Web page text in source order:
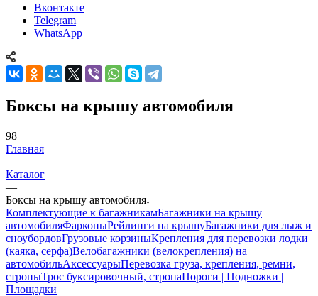
Вконтакте
Telegram
WhatsApp
Боксы на крышу автомобиля
98
Главная
—
Каталог
—
Боксы на крышу автомобиля
Комплектующие к багажникамБагажники на крышу
автомобиляФаркопыРейлинги на крышуБагажники для лыж и
сноубордовГрузовые корзиныКрепления для перевозки лодки
(каяка, серфа)Велобагажники (велокрепления) на
автомобильАксессуарыПеревозка груза, крепления, ремни,
стропыТрос буксировочный, стропаПороги | Подножки |
Площадки